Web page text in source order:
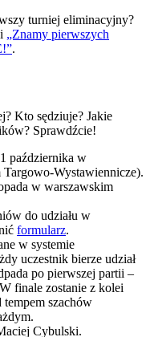
turniej eliminacyjny?
„Znamy pierwszych
.
Kto sędziuje? Jakie
Sprawdźcie!
października w
Wystawiennicze).
w warszawskim
do udziału w
formularz.
w systemie
uczestnik bierze udział
po pierwszej partii –
finale zostanie z kolei
szachów
Cybulski.